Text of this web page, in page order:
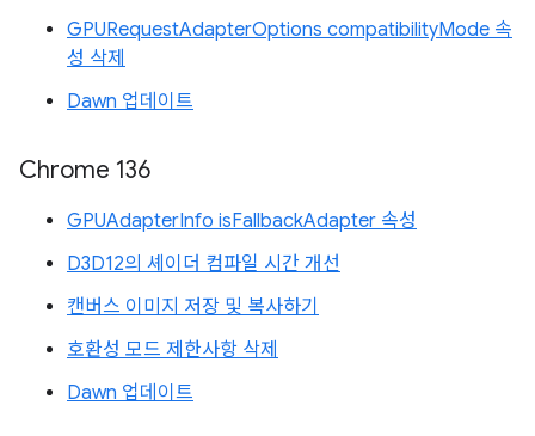
GPURequestAdapterOptions compatibilityMode 속
성 삭제
Dawn 업데이트
Chrome 136
GPUAdapterInfo isFallbackAdapter 속성
D3D12의 셰이더 컴파일 시간 개선
캔버스 이미지 저장 및 복사하기
호환성 모드 제한사항 삭제
Dawn 업데이트